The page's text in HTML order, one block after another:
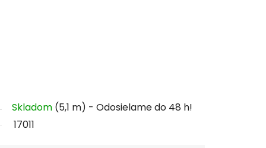
Skladom (5,1 m)
17011